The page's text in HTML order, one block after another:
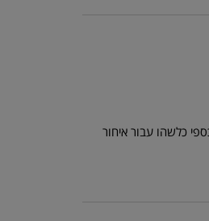
כלשהו עבור איחור